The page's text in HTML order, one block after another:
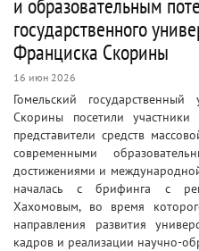
и образовательным
государственного
Франциска Скорины
16 июн 2026
Гомельский
Скорины посетили участники
представители средств
современными
достижениями и
началась с брифинга с
Хахомовым, во время
направления развития
кадров и реализации научно-